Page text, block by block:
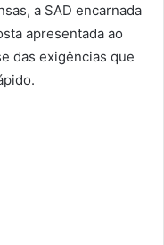
a SAD encarnada
apresentada ao
das exigências que